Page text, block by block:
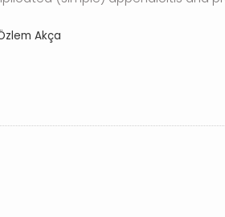
Akça